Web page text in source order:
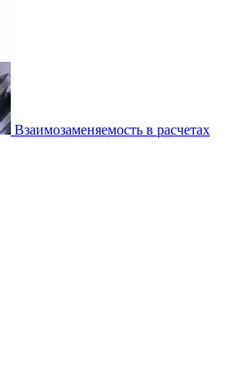
Взаимозаменяемость в расчетах